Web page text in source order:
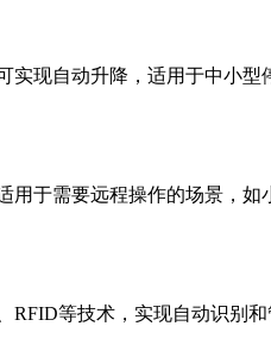
现自动升降，适用于中小型
于需要远程操作的场景，如
等技术，实现自动识别和